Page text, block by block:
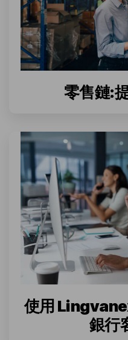
零售鏈:
使用
銀行